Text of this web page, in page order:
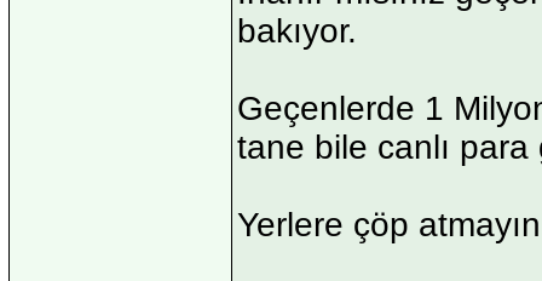
bakıyor.
Geçenlerde 1
tane bile canlı para
Yerlere çöp